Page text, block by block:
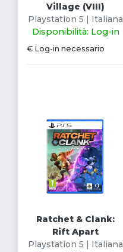
Village (VIII)
Playstation 5 | Italiana
Disponibilità: Log-in
€ Log-in necessario
Ratchet & Clank:
Rift Apart
Playstation 5 | Italiana